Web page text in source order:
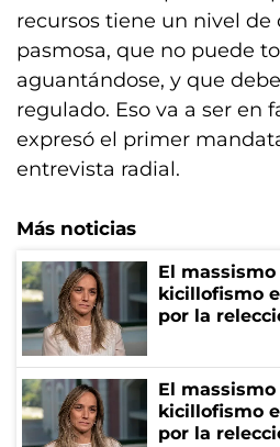
recursos tiene un nivel de
pasmosa, que no puede
aguantándose, y que
regulado. Eso va a ser en
expresó el primer
entrevista radial.
Más noticias
El
kicillofismo
por la
El
kicillofismo
por la